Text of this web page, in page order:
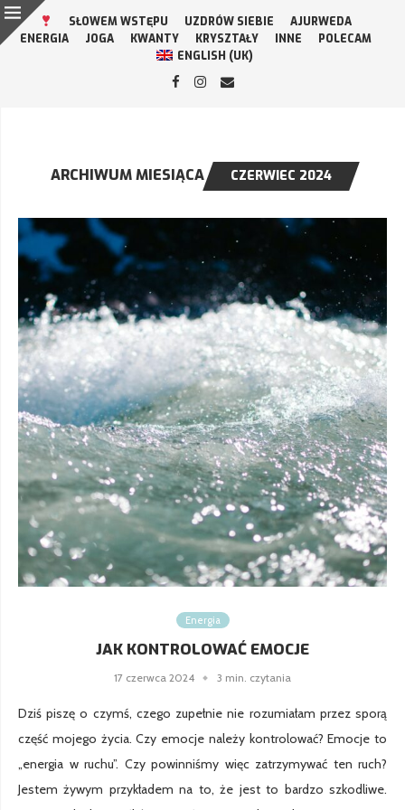
SŁOWEM WSTĘPU UZDRÓW SIEBIE
AJURWEDA
ENERGIA
JOGA KWANTY KRYSZTAŁY INNE
POLECAM
ENGLISH (UK)
ARCHIWUM MIESIĄCA CZERWIEC 2024
Energia
JAK KONTROLOWAĆ EMOCJE
17 czerwca 2024 3 min. czytania
Dziś piszę o czymś, czego zupełnie nie rozumiałam przez sporą
część mojego życia. Czy emocje należy kontrolować? Emocje to
„energia w ruchu”. Czy powinniśmy więc zatrzymywać ten ruch?
Jestem żywym przykładem na to, że jest to bardzo szkodliwe.